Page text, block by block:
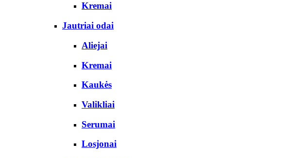
Kremai
Jautriai odai
Aliejai
Kremai
Kaukės
Valikliai
Serumai
Losjonai